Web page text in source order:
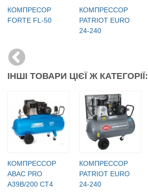
КОМПРЕСОР
FORTE FL-50
КОМПРЕССОР
PATRIOT EURO
24-240
ІНШІ ТОВАРИ ЦІЄЇ Ж КАТЕГОРІЇ:
КОМПРЕССОР
ABAC PRO
A39B/200 CT4
КОМПРЕССОР
PATRIOT EURO
24-240